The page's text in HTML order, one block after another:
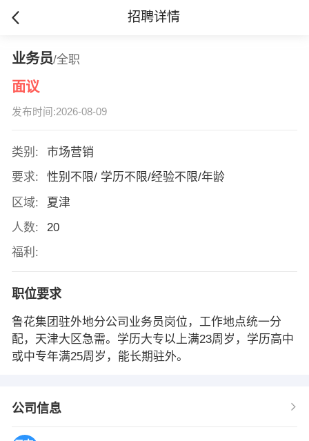
招聘详情
业务员/全职
面议
发布时间:2026-08-09
类别:
市场营销
要求:
性别不限/ 学历不限/经验不限/年龄
区域:
夏津
人数:
20
福利:
职位要求
鲁花集团驻外地分公司业务员岗位，工作地点统一分
配，天津大区急需。学历大专以上满23周岁，学历高中
或中专年满25周岁，能长期驻外。
公司信息